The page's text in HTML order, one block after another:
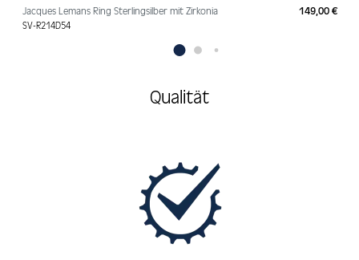
Jacques Lemans Ring Sterlingsilber mit Zirkonia
SV-R214D54
149,00 €
Qualität